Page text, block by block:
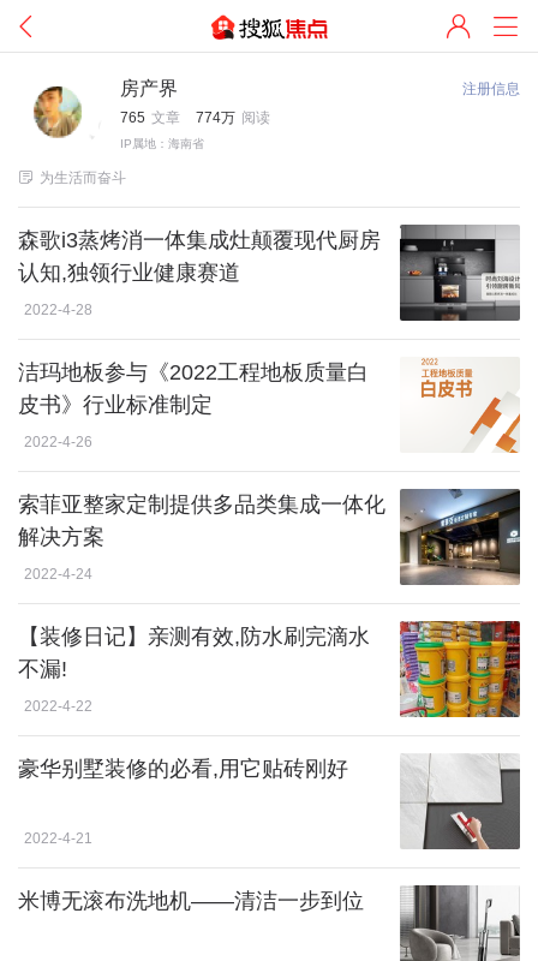
房产界
765 文章 774万 阅读
IP属地：海南省
注册信息
 为生活而奋斗
森歌i3蒸烤消一体集成灶颠覆现代厨房
认知,独领行业健康赛道
2022-4-28
洁玛地板参与《2022工程地板质量白
皮书》行业标准制定
2022-4-26
索菲亚整家定制提供多品类集成一体化
解决方案
2022-4-24
【装修日记】亲测有效,防水刷完滴水
不漏!
2022-4-22
豪华别墅装修的必看,用它贴砖刚好
2022-4-21
米博无滚布洗地机——清洁一步到位